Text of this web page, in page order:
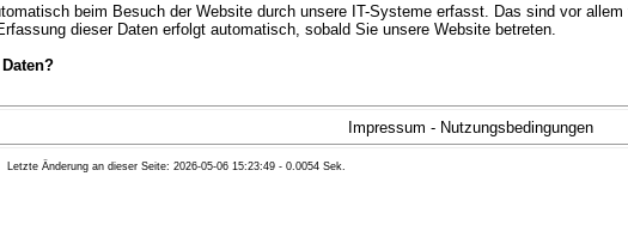
beim Besuch der Website durch unsere IT-Systeme erfasst. Das sind vor
dieser Daten erfolgt automatisch, sobald Sie unsere Website betreten.
um eine fehlerfreie Bereitstellung der Website zu gew�hrleisten. Andere Daten
bez�glich Ihrer Daten?
Recht unentgeltlich Auskunft �ber Herkunft, Empf�nger und Zweck Ihrer gespeicherten
Impressum - Nutzungsbedingungen
Letzte Änderung an dieser Seite: 2026-05-06 15:23:49 - 0.0054 Sek.